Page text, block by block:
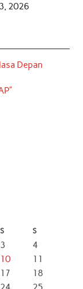
2026
Depan
S S
3
4
10
11
17
18